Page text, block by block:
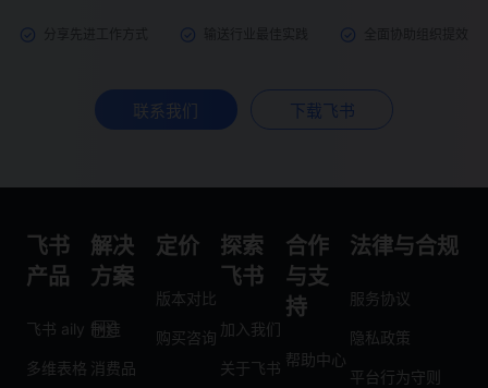
联系我们 下载飞书
飞书
产品
飞书 aily
多维表格
解决
方案
制造
消费品
定价
版本对比
购买咨询
探索
飞书
加入我们
关于飞书
合作
与支
持
帮助中心
法律与合规
服务协议
隐私政策
平台行为守则